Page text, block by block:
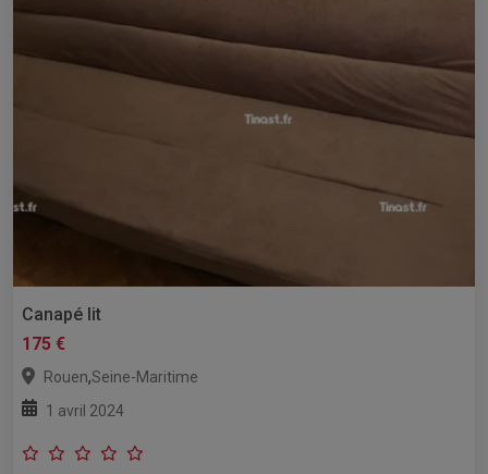
Canapé lit
175 €
Rouen,Seine-Maritime
1 avril 2024